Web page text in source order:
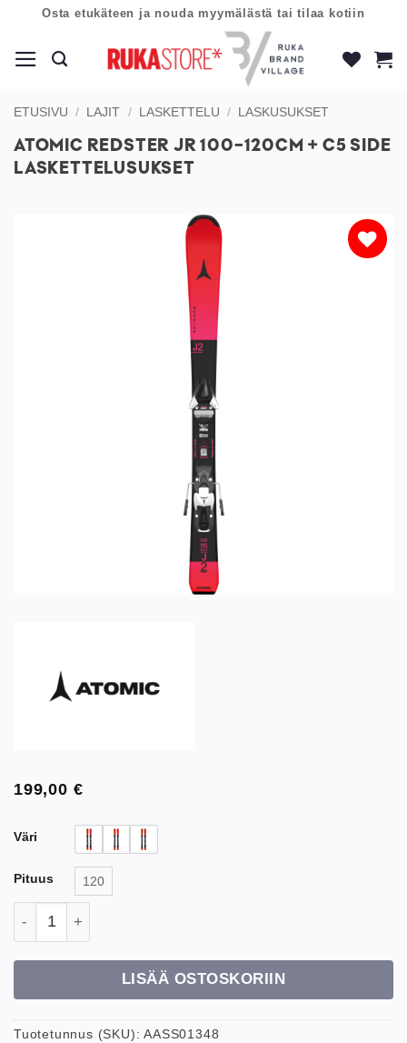
content
Osta etukäteen ja nouda myymälästä tai tilaa kotiin
ETUSIVU / LAJIT / LASKETTELU / LASKUSUKSET
ATOMIC REDSTER JR 100-120CM + C5 SIDE
LASKETTELUSUKSET
199,00 €
Väri
Pituus 120
LISÄÄ OSTOSKORIIN
Tuotetunnus (SKU):AASS01348